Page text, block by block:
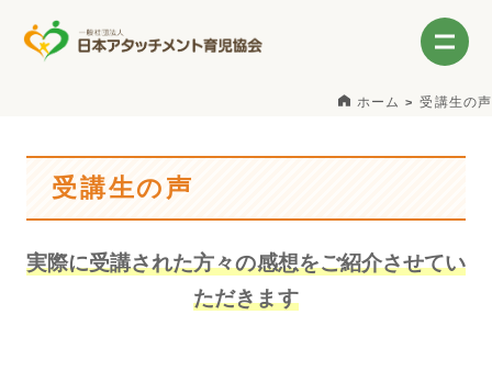
ホーム 受講生の声
受講生の声
実際に受講された方々の感想をご紹介させてい
ただきます